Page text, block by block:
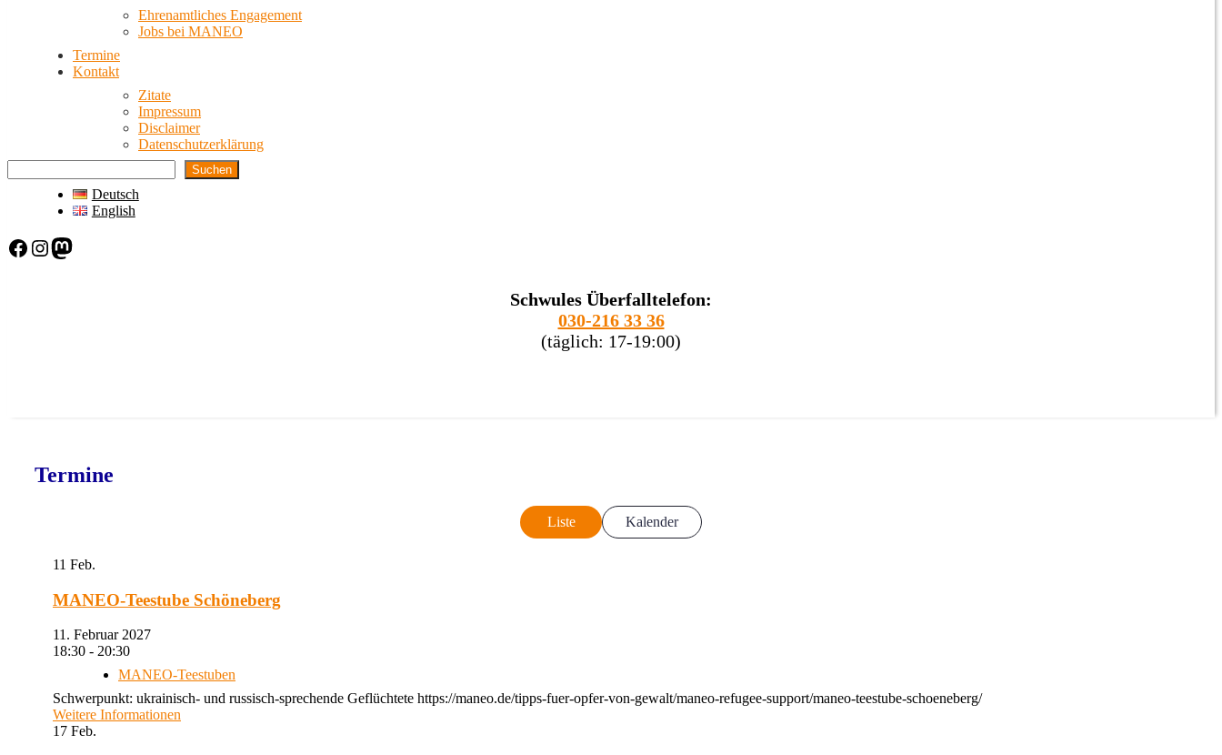
Ehrenamtliches Engagement
Jobs bei MANEO
Termine
Kontakt
Zitate
Impressum
Disclaimer
Datenschutzerklärung
Suchen
Deutsch
English
Facebook Instagram Mastodon
Schwules Überfalltelefon:
030-216 33 36
(täglich: 17-19:00)
Termine
Liste Kalender
11 Feb.
MANEO-Teestube Schöneberg
11. Februar 2027
18:30 - 20:30
MANEO-Teestuben
Schwerpunkt: ukrainisch- und russisch-sprechende Geflüchtete https://maneo.de/tipps-fuer-opfer-von-gewalt/maneo-refugee-support/maneo-teestube-schoeneberg/
Weitere Informationen
17 Feb.